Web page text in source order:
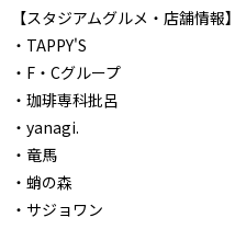
【スタジアムグルメ・店舗情報】
・TAPPY'S
・F・Cグループ
・珈琲専科批呂
・yanagi.
・竜馬
・蛸の森
・サジョワン